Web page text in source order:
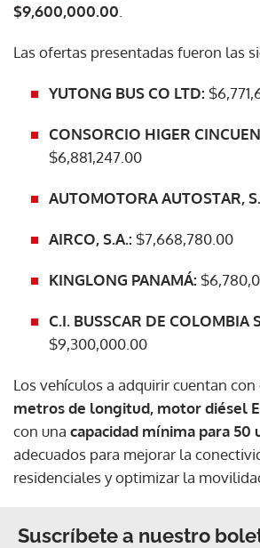
$9,600,000.00
Las ofertas presentadas fueron las
YUTONG BUS CO LTD:
CONSORCIO HIGER
$6,881,247.00
AUTOMOTORA AUTOSTAR,
AIRCO, S.A.: $7,668,780.00
KINGLONG PANAMÁ:
C.I. BUSSCAR DE COLOMBIA
$9,300,000.00
Los vehículos a adquirir cuentan con
metros de longitud, motor diésel
con una capacidad mínima para 50
adecuados para mejorar la
residenciales y optimizar la
Suscríbete a nuestro